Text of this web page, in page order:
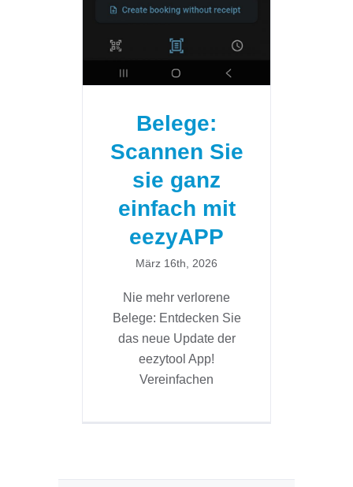
Sie sie ganz
einfach mit
eezyAPP
Belege:
Scannen Sie
sie ganz
einfach mit
eezyAPP
März 16th, 2026
Nie mehr verlorene
Belege: Entdecken Sie
das neue Update der
eezytool App!
Vereinfachen